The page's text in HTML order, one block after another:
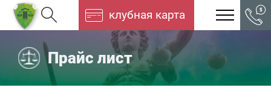
клубная карта
Прайс лист